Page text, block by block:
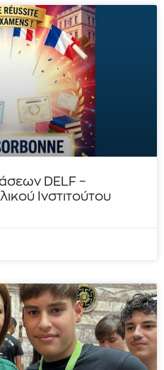
DELF –
Ινστιτούτου